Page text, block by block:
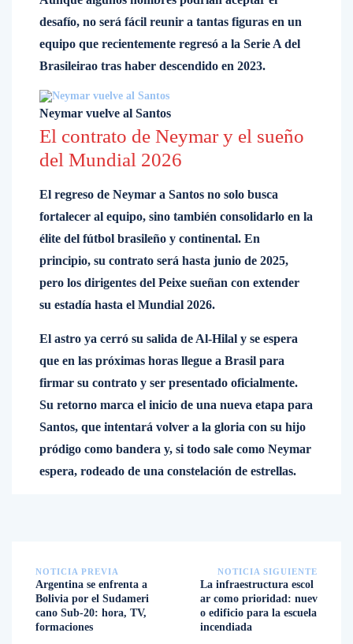
desafío, no será fácil reunir a tantas figuras en un
equipo que recientemente regresó a la Serie A del
Brasileirao tras haber descendido en 2023.
Neymar vuelve al Santos
El contrato de Neymar y el sueño
del Mundial 2026
El regreso de Neymar a Santos no solo busca
fortalecer al equipo, sino también consolidarlo en la
élite del fútbol brasileño y continental. En
principio, su contrato será hasta junio de 2025,
pero los dirigentes del Peixe sueñan con extender
su estadía hasta el Mundial 2026.
El astro ya cerró su salida de Al-Hilal y se espera
que en las próximas horas llegue a Brasil para
firmar su contrato y ser presentado oficialmente.
Su retorno marca el inicio de una nueva etapa para
Santos, que intentará volver a la gloria con su hijo
pródigo como bandera y, si todo sale como Neymar
espera, rodeado de una constelación de estrellas.
NOTICIA PREVIA
Argentina se enfrenta a
Bolivia por el Sudameri
cano Sub-20: hora, TV,
formaciones
NOTICIA SIGUIENTE
La infraestructura escol
ar como prioridad: nuev
o edificio para la escuela
incendiada